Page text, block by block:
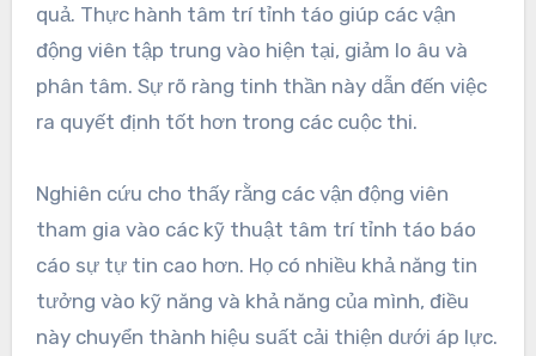
quả. Thực hành tâm trí tỉnh táo giúp các vận
động viên tập trung vào hiện tại, giảm lo âu và
phân tâm. Sự rõ ràng tinh thần này dẫn đến việc
ra quyết định tốt hơn trong các cuộc thi.
Nghiên cứu cho thấy rằng các vận động viên
tham gia vào các kỹ thuật tâm trí tỉnh táo báo
cáo sự tự tin cao hơn. Họ có nhiều khả năng tin
tưởng vào kỹ năng và khả năng của mình, điều
này chuyển thành hiệu suất cải thiện dưới áp lực.